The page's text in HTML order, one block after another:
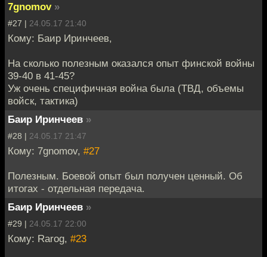
7gnomov »
#27 | 24.05.17 21:40
Кому: Баир Иринчеев,
На сколько полезным оказался опыт финской войны
39-40 в 41-45?
Уж очень специфичная война была (ТВД, объемы
войск, тактика)
Баир Иринчеев »
#28 | 24.05.17 21:47
Кому: 7gnomov, #27
Полезным. Боевой опыт был получен ценный. Об
итогах - отдельная передача.
Баир Иринчеев »
#29 | 24.05.17 22:00
Кому: Rarog, #23